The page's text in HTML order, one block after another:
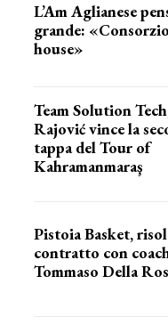
L’Am Aglianese
grande:
house»
Team Solution
Rajović vince la
tappa del Tour of
Kahramanmaraş
Pistoia Basket,
contratto con
Tommaso Della